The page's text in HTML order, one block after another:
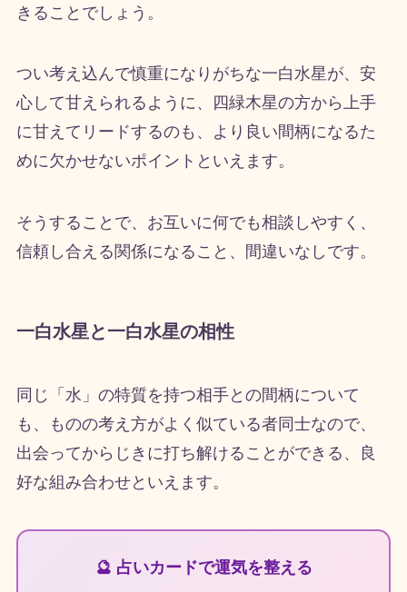
きることでしょう。
つい考え込んで慎重になりがちな一白水星が、安
心して甘えられるように、四緑木星の方から上手
に甘えてリードするのも、より良い間柄になるた
めに欠かせないポイントといえます。
そうすることで、お互いに何でも相談しやすく、
信頼し合える関係になること、間違いなしです。
一白水星と一白水星の相性
同じ「水」の特質を持つ相手との間柄について
も、ものの考え方がよく似ている者同士なので、
出会ってからじきに打ち解けることができる、良
好な組み合わせといえます。
🔮 占いカードで運気を整える